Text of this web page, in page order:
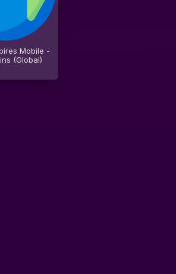
Mobile -
(Global)